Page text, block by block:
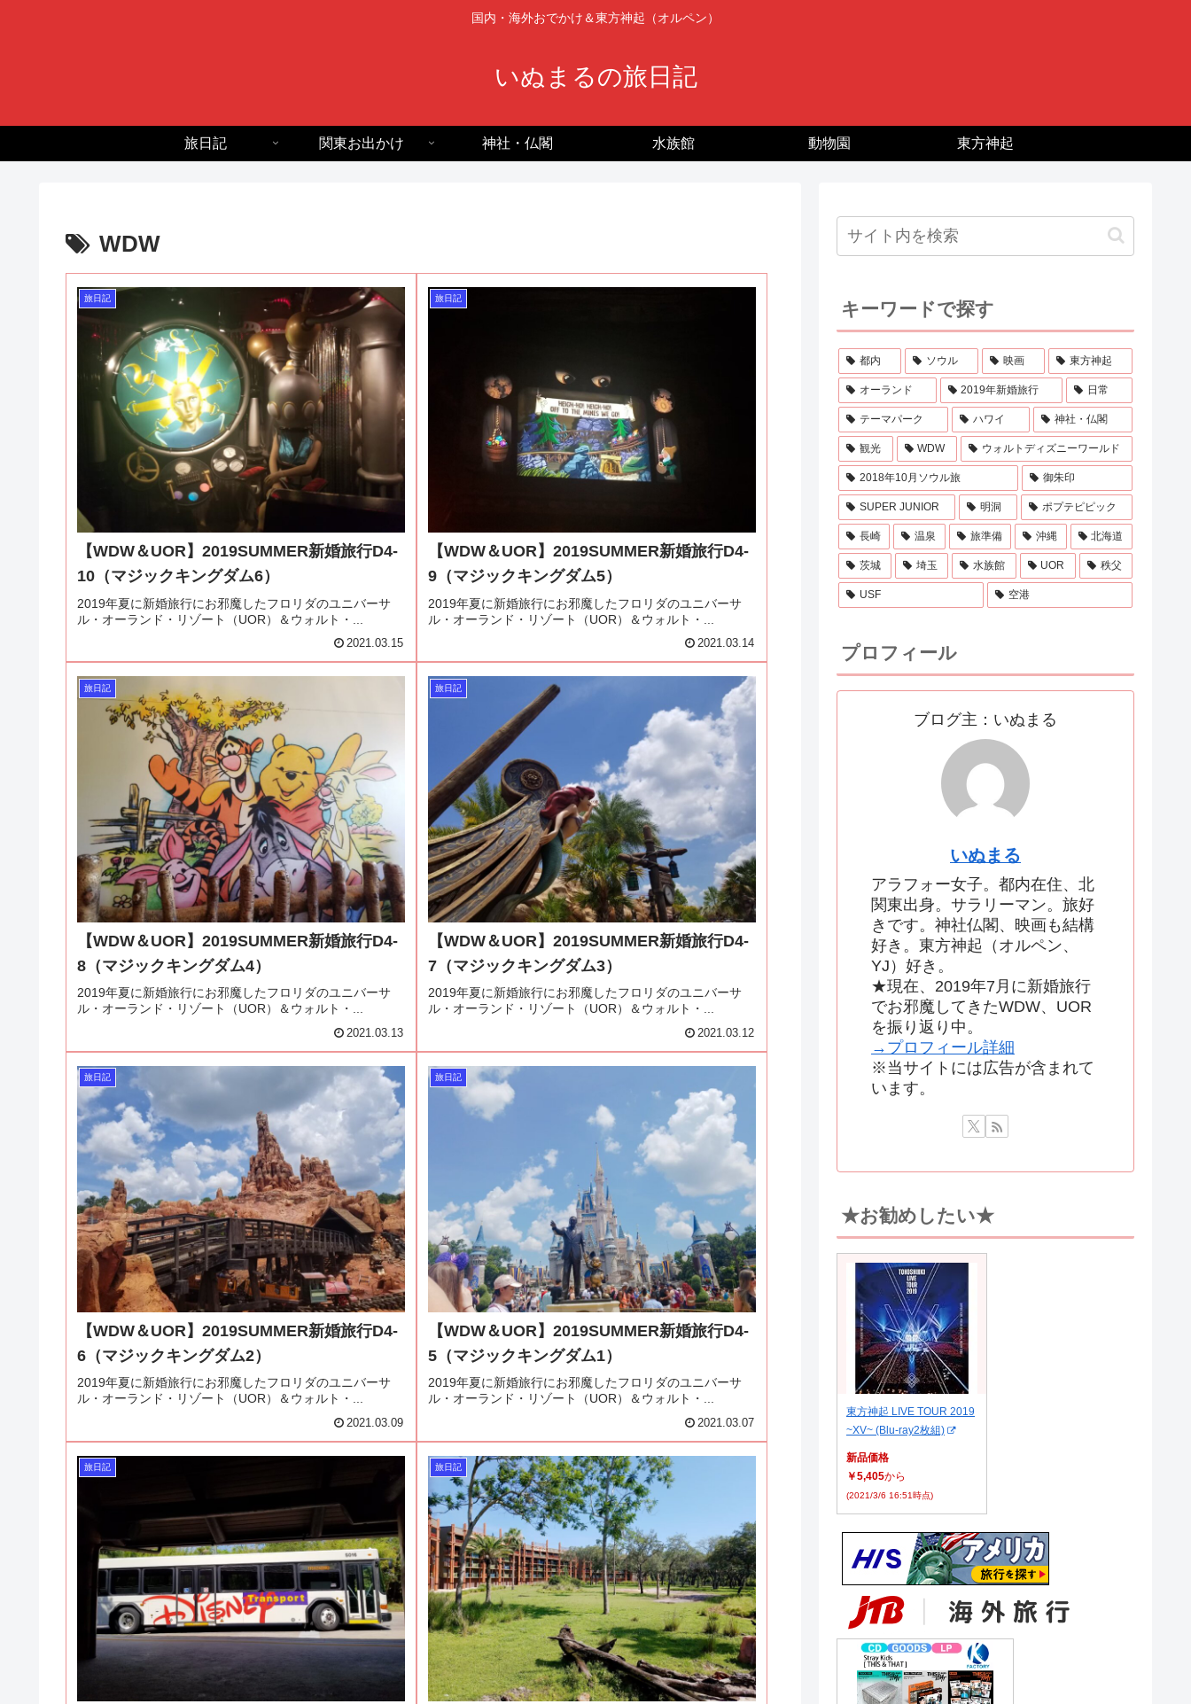
国内・海外おでかけ＆東方神起（オルペン）
いぬまるの旅日記
旅日記 関東お出かけ 神社・仏閣 水族館 動物園 東方神起
WDW
旅日記
【WDW＆UOR】2019SUMMER新婚旅行D4-
10（マジックキングダム6）
2019年夏に新婚旅行にお邪魔したフロリダのユニバーサ
ル・オーランド・リゾート（UOR）＆ウォルト・...
2021.03.15
旅日記
【WDW＆UOR】2019SUMMER新婚旅行D4-
9（マジックキングダム5）
2019年夏に新婚旅行にお邪魔したフロリダのユニバーサ
ル・オーランド・リゾート（UOR）＆ウォルト・...
2021.03.14
旅日記
【WDW＆UOR】2019SUMMER新婚旅行D4-
8（マジックキングダム4）
2019年夏に新婚旅行にお邪魔したフロリダのユニバーサ
ル・オーランド・リゾート（UOR）＆ウォルト・...
2021.03.13
旅日記
【WDW＆UOR】2019SUMMER新婚旅行D4-
7（マジックキングダム3）
2019年夏に新婚旅行にお邪魔したフロリダのユニバーサ
ル・オーランド・リゾート（UOR）＆ウォルト・...
2021.03.12
旅日記
【WDW＆UOR】2019SUMMER新婚旅行D4-
6（マジックキングダム2）
2019年夏に新婚旅行にお邪魔したフロリダのユニバーサ
ル・オーランド・リゾート（UOR）＆ウォルト・...
2021.03.09
旅日記
【WDW＆UOR】2019SUMMER新婚旅行D4-
5（マジックキングダム1）
2019年夏に新婚旅行にお邪魔したフロリダのユニバーサ
ル・オーランド・リゾート（UOR）＆ウォルト・...
2021.03.07
旅日記 旅日記
キーワードで探す
都内 ソウル 映画 東方神起
オーランド 2019年新婚旅行 日常
テーマパーク ハワイ 神社・仏閣
観光 WDW ウォルトディズニーワールド
2018年10月ソウル旅 御朱印
SUPER JUNIOR 明洞 ポプテピピック
長崎 温泉 旅準備 沖縄 北海道
茨城 埼玉 水族館 UOR 秩父
USF 空港
プロフィール
ブログ主：いぬまる
いぬまる
アラフォー女子。都内在住、北
関東出身。サラリーマン。旅好
きです。神社仏閣、映画も結構
好き。東方神起（オルペン、
YJ）好き。
★現在、2019年7月に新婚旅行
でお邪魔してきたWDW、UOR
を振り返り中。
→プロフィール詳細
※当サイトには広告が含まれて
います。
★お勧めしたい★
東方神起 LIVE TOUR 2019
~XV~ (Blu-ray2枚組)
新品価格
￥5,405から
(2021/3/6 16:51時点)